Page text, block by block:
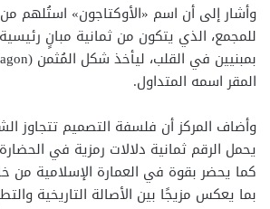
وأشار إلى أن اسم «الأوكتاجون» استُلهم
للمجمع، الذي يتكون من ثمانية مبانٍ
المقر اسمه المتداول.
وأضاف المركز أن فلسفة التصميم تتجاوز
يحمل الرقم ثمانية دلالات رمزية في
كما يحضر بقوة في العمارة الإسلامية من
بما يعكس مزيجًا بين الأصالة التاريخية